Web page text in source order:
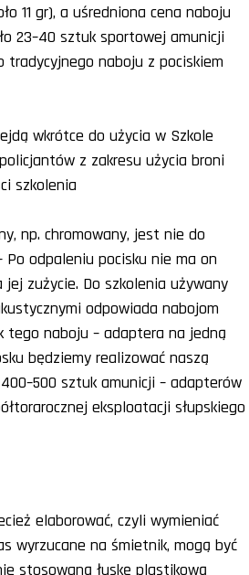
11 gr), a uśredniona cena naboju
23–40 sztuk sportowej amunicji
tradycyjnego naboju z pociskiem
wkrótce do użycia w Szkole
z zakresu użycia broni
szkolenia
np. chromowany, jest nie do
Po odpaleniu pocisku nie ma on
zużycie. Do szkolenia używany
odpowiada nabojom
tego naboju – adaptera na jedną
będziemy realizować naszą
sztuk amunicji – adapterów
eksploatacji słupskiego
elaborować, czyli wymieniać
wyrzucane na śmietnik, mogą być
stosowaną łuskę plastikową